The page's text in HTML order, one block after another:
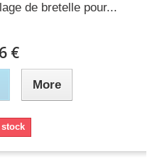
de bretelle pour...
€
More